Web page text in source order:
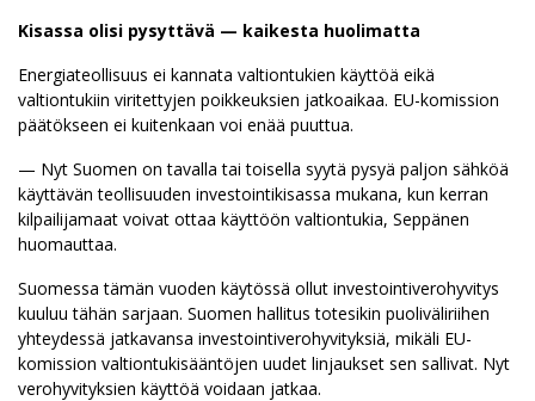
Kisassa olisi pysyttävä — kaikesta huolimatta
Energiateollisuus ei kannata valtiontukien käyttöä eikä
valtiontukiin viritettyjen poikkeuksien jatkoaikaa. EU-komission
päätökseen ei kuitenkaan voi enää puuttua.
— Nyt Suomen on tavalla tai toisella syytä pysyä paljon sähköä
käyttävän teollisuuden investointikisassa mukana, kun kerran
kilpailijamaat voivat ottaa käyttöön valtiontukia, Seppänen
huomauttaa.
Suomessa tämän vuoden käytössä ollut investointiverohyvitys
kuuluu tähän sarjaan. Suomen hallitus totesikin puoliväliriihen
yhteydessä jatkavansa investointiverohyvityksiä, mikäli EU-
komission valtiontukisääntöjen uudet linjaukset sen sallivat. Nyt
verohyvityksien käyttöä voidaan jatkaa.